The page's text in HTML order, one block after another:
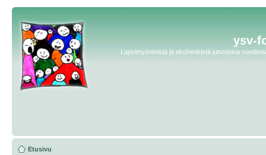
ysv-
Lapsimyönteistä ja ekohenkistä jutustelua
Etusivu